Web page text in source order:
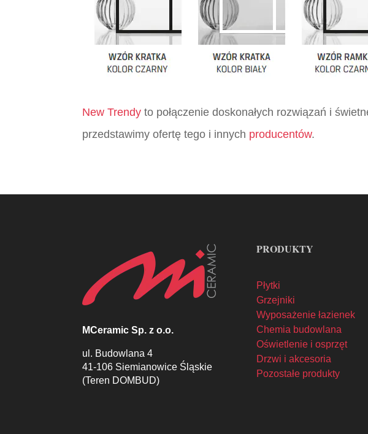
New Trendy to połączenie doskonałych rozwiązań i
przedstawimy ofertę tego i innych producentów.
MCeramic Sp. z o.o.
ul. Budowlana 4
41-106 Siemianowice Śląskie
(Teren DOMBUD)
PRODUKTY
Płytki
Grzejniki
Wyposażenie łazienek
Chemia budowlana
Oświetlenie i osprzęt
Drzwi i akcesoria
Pozostałe produkty